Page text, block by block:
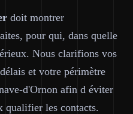
doit montrer
pour qui, dans quelle
Nous clarifions vos
et votre périmètre
d'Ornon afin d éviter
qualifier les contacts.